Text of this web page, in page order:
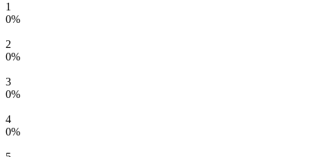
1
0%
2
0%
3
0%
4
0%